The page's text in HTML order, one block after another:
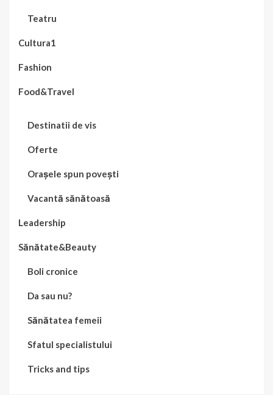
Teatru
Cultura1
Fashion
Food&Travel
Destinatii de vis
Oferte
Orașele spun povești
Vacantă sănătoasă
Leadership
Sănătate&Beauty
Boli cronice
Da sau nu?
Sănătatea femeii
Sfatul specialistului
Tricks and tips